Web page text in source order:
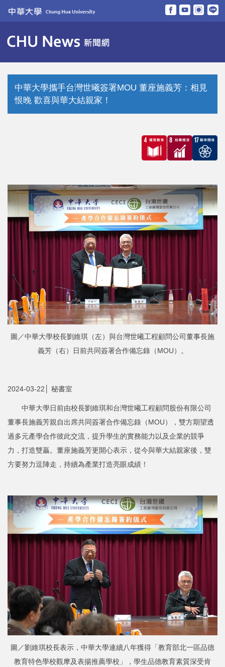
跳
要
內
中華大學攜手台灣世曦簽署MOU 董座施義芳：相見
恨晚 歡喜與華大結親家！
圖／中華大學校長劉維琪（左）與台灣世曦工程顧問公司董事長施
義芳（右）日前共同簽署合作備忘錄（MOU）。
2024-03-22│ 秘書室
中華大學日前由校長劉維琪和台灣世曦工程顧問股份有限公司
董事長施義芳親自出席共同簽署合作備忘錄（MOU），雙方期望透
過多元產學合作彼此交流，提升學生的實務能力以及企業的競爭
力，打造雙贏。董座施義芳更開心表示，從今與華大結親家後，雙
方要努力逗陣走，持續為產業打造亮眼成績！
圖／劉維琪校長表示，中華大學連續八年獲得「教育部北一區品德
教育特色學校觀摩及表揚推薦學校」，學生品德教育素質深受肯